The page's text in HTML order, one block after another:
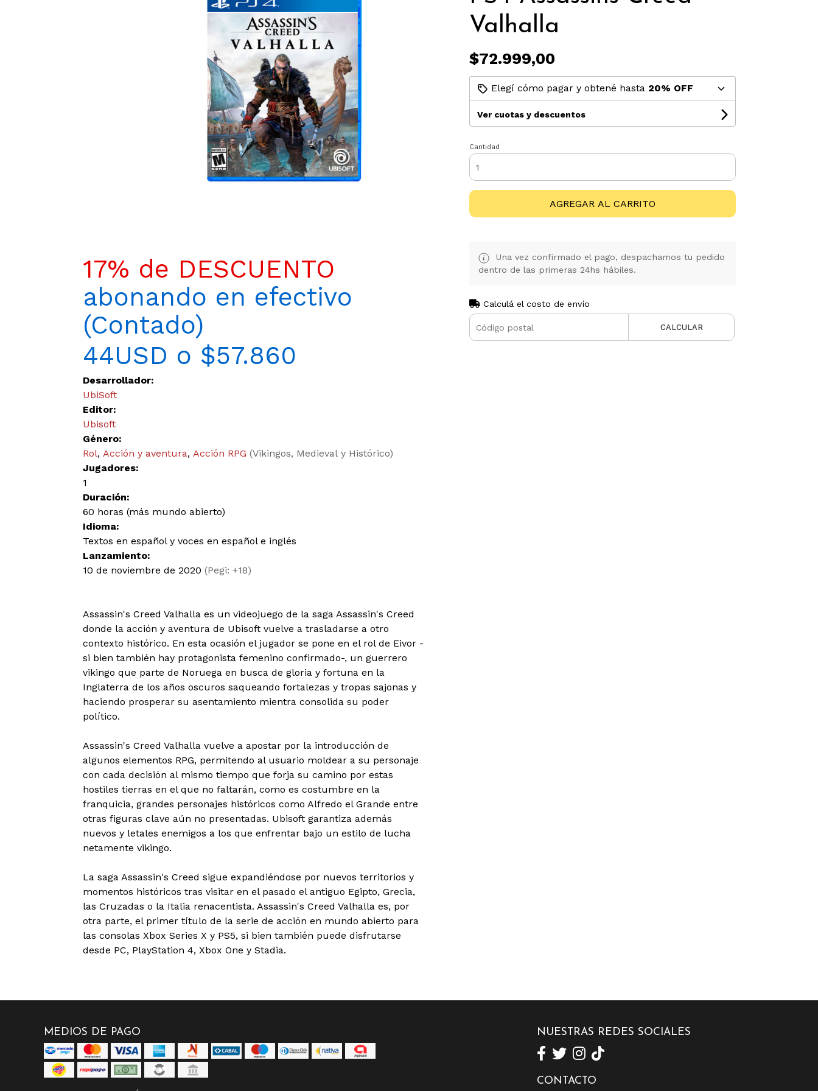
17% de DESCUENTO
abonando en efectivo
(Contado)
44USD o $57.860
Desarrollador:
UbiSoft
Editor:
Ubisoft
Género:
Rol, Acción y aventura, Acción RPG (Vikingos, Medieval y Histórico)
Jugadores:
1
Duración:
60 horas (más mundo abierto)
Idioma:
Textos en español y voces en español e inglés
Lanzamiento:
10 de noviembre de 2020 (Pegi: +18)
Assassin's Creed Valhalla es un videojuego de la saga Assassin's Creed
donde la acción y aventura de Ubisoft vuelve a trasladarse a otro
contexto histórico. En esta ocasión el jugador se pone en el rol de Eivor -
si bien también hay protagonista femenino confirmado-, un guerrero
vikingo que parte de Noruega en busca de gloria y fortuna en la
Inglaterra de los años oscuros saqueando fortalezas y tropas sajonas y
haciendo prosperar su asentamiento mientra consolida su poder
político.
Assassin's Creed Valhalla vuelve a apostar por la introducción de
algunos elementos RPG, permitendo al usuario moldear a su personaje
con cada decisión al mismo tiempo que forja su camino por estas
hostiles tierras en el que no faltarán, como es costumbre en la
franquicia, grandes personajes históricos como Alfredo el Grande entre
otras figuras clave aún no presentadas. Ubisoft garantiza además
nuevos y letales enemigos a los que enfrentar bajo un estilo de lucha
netamente vikingo.
La saga Assassin's Creed sigue expandiéndose por nuevos territorios y
momentos históricos tras visitar en el pasado el antiguo Egipto, Grecia,
las Cruzadas o la Italia renacentista. Assassin's Creed Valhalla es, por
otra parte, el primer título de la serie de acción en mundo abierto para
las consolas Xbox Series X y PS5, si bien también puede disfrutarse
desde PC, PlayStation 4, Xbox One y Stadia.
Valhalla
$72.999,00
Elegí cómo pagar y obtené hasta 20% OFF
Ver cuotas y descuentos
Cantidad
AGREGAR AL CARRITO
Una vez confirmado el pago, despachamos tu pedido
dentro de las primeras 24hs hábiles.
Calculá el costo de envío
CALCULAR
MEDIOS DE PAGO NUESTRAS REDES SOCIALES
CONTACTO